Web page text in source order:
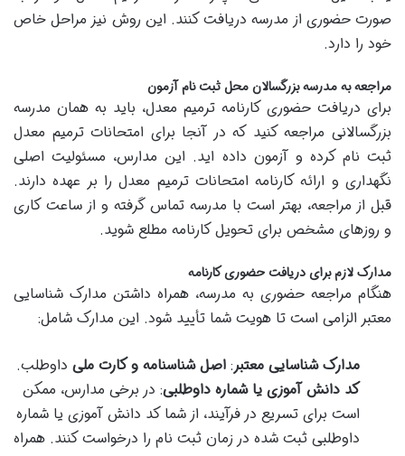
صورت حضوری از مدرسه دریافت کنند. این روش نیز مراحل خاص
خود را دارد.
مراجعه به مدرسه بزرگسالان محل ثبت نام آزمون
برای دریافت حضوری کارنامه ترمیم معدل، باید به همان مدرسه
بزرگسالانی مراجعه کنید که در آنجا برای امتحانات ترمیم معدل
ثبت نام کرده و آزمون داده اید. این مدارس، مسئولیت اصلی
نگهداری و ارائه کارنامه امتحانات ترمیم معدل را بر عهده دارند.
قبل از مراجعه، بهتر است با مدرسه تماس گرفته و از ساعت کاری
و روزهای مشخص برای تحویل کارنامه مطلع شوید.
مدارک لازم برای دریافت حضوری کارنامه
هنگام مراجعه حضوری به مدرسه، همراه داشتن مدارک شناسایی
معتبر الزامی است تا هویت شما تأیید شود. این مدارک شامل:
مدارک شناسایی معتبر: اصل شناسنامه و کارت ملی داوطلب.
کد دانش آموزی یا شماره داوطلبی: در برخی مدارس، ممکن
است برای تسریع در فرآیند، از شما کد دانش آموزی یا شماره
داوطلبی ثبت شده در زمان ثبت نام را درخواست کنند. همراه